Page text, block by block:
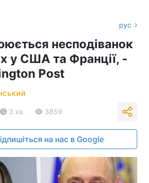
рус
несподіванок
у США та Франції, -
Post
3 хв. 3859
на нас в Google